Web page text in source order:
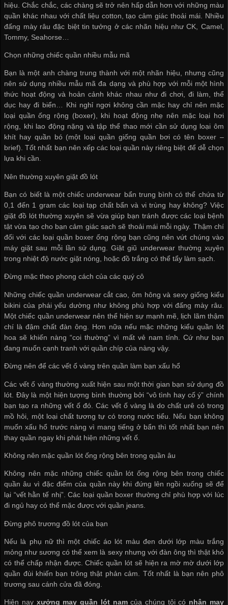
hiệu. Chắc chắc, các chàng sẽ trở nên hấp dẫn hơn với những màu
quần khác nhau với chất liệu cotton, tạo cảm giác thoải mái. Nhiều
đấng mày râu đặc biệt tin tưởng ở các nhãn hiệu như CK, Camel,
Tommy, Seahorse…
Chọn những chiếc quần nhiều mẫu mã
Bạn là một anh chàng trung thành với một nhãn hiệu, nhưng cũng
nên sử dụng nhiều mẫu mã đa dạng và phù hợp với mỗi một hình
thức hoạt động và hoản cảnh khác nhau như đi chơi, đi làm, thể
dục hay đi biển… Khi nghỉ ngơi không cần mặc hay chỉ nên mặc
loại quần ống rộng (boxer), khi hoạt động nhẹ nên mặc loại hơi
rộng, khi lao động nặng và tập thể thao mới cần sử dụng loại ôm
khít hay quần bó (một loại quần giống quần bơi có tên boxer –
brief). Tốt nhất bạn nên xếp các loại quần này riêng biệt để dễ chọn
lựa khi cần.
Nên thường xuyên giặt đồ lót
Bạn có biết là một chiếc underwear bẩn trung bình có thể chứa từ
0,1 đến 1 gram các loại tạp chất bẩn và vi trùng hay không? Việc
giặt đồ lót thường xuyên sẽ vừa giúp bạn tránh được các loại bệnh
tật vừa tạo cho bạn cảm giác sạch sẽ thoải mái mỗi ngày. Thậm chí
đối với các loại quần boxer ống rộng bạn cũng nên vứt chúng vào
máy giặt sau mỗi lần sử dụng. Giặt giũ underwear thường xuyên
trong nhiệt độ nước giặt nóng, hoặc đồ trắng có thể tẩy làm sạch.
Đừng mặc theo phong cách của các quý cô
Những chiếc quần underwear cắt cao, ôm hông và sexy giống kiểu
bikini của phái yếu dường như không phù hợp với đấng mày râu.
Một chiếc quần underwear nên thể hiện sự mạnh mẽ, lịch lãm thậm
chí là đậm chất đàn ông. Hơn nữa nếu mặc những kiểu quần lót
hoa sẽ khiến nàng “coi thường” vì mất vẻ nam tính. Cứ như bạn
đang muốn cạnh tranh với quần chíp của nàng vậy.
Đừng nên để các vết ố vàng trên quần làm bạn xấu hổ
Các vết ố vàng thường xuất hiện sau một thời gian bạn sử dụng đồ
lót. Đây là một hiện tượng bình thường bởi “vô tình hay cố ý” chính
bạn tạo ra những vết ố đó. Các vết ố vàng là do chất urê có trong
mồ hôi, một loại chất tương tự có trong nước tiểu. Nếu bạn không
muốn xấu hổ trước nàng vì mang tiếng ở bẩn thì tốt nhất bạn nên
thay quần ngay khi phát hiện những vết ố.
Không nên mặc quần lót ống rộng bên trong quần âu
Không nên mặc những chiếc quần lót ống rộng bên trong chiếc
quần âu vì đặc điểm của quần này khi đứng lên ngồi xuống sẽ để
lại “vết hằn tế nhị”. Các loại quần boxer thường chỉ phù hợp với lúc
đi ngủ hay có thể mặc được với quần jeans.
Đừng phô trương đồ lót của bạn
Nếu là phụ nữ thì một chiếc áo lót màu đen dưới lớp màu trắng
mỏng như sương có thể xem là sexy nhưng với đàn ông thì thật khó
có thể chấp nhận được. Chiếc quần lót sẽ hiện ra mờ mờ dưới lớp
quần đùi khiến bạn trông thật phản cảm. Tốt nhất là bạn nên phô
trương sau cánh cửa đã đóng.
Hiện nay xưởng may quần lót namcủa chúng tôi có nhận may